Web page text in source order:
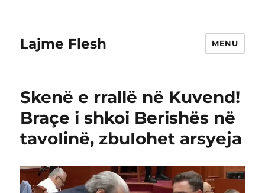
Lajme Flesh MENU
Skenë e rrallë në Kuvend!
Braçe i shkoi Berishës në
tavoIinë, zbuIohet arsyeja